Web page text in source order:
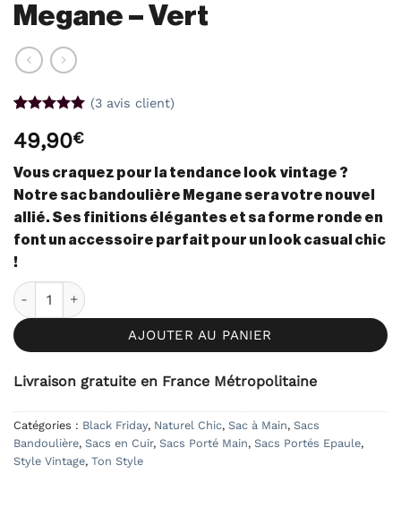
Megane – Vert
5 basé sur
notations
client
(3avis client)
49,90€
Vous craquez pour la tendance look vintage ?
Notre sac bandoulière Megane sera votre nouvel
allié. Ses finitions élégantes et sa forme ronde en
font un accessoire parfait pour un look casual chic
!
quantité de Sac Rond en Simili Cuir Megane - Vert
AJOUTER AU PANIER
Livraison gratuite en France Métropolitaine
Catégories : Black Friday, Naturel Chic, Sac à Main, Sacs
Bandoulière, Sacs en Cuir, Sacs Porté Main, Sacs Portés Epaule,
Style Vintage, Ton Style